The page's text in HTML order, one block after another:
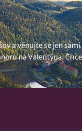
a věnujte se jen sami
na Valentýna.